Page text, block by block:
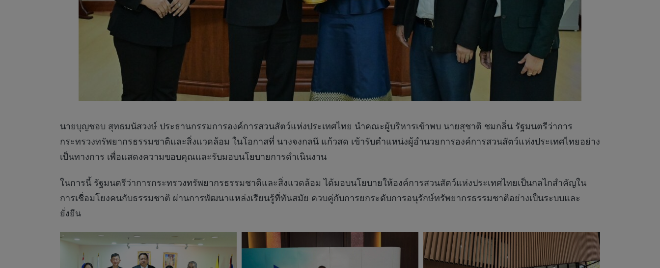
นายบุญชอบ สุทธมนัสวงษ์ ประธานกรรมการองค์การสวนสัตว์แห่งประเทศไทย นำคณะผู้บริหารเข้าพบ นายสุชาติ ชมกลิ่น รัฐมนตรีว่าการ
กระทรวงทรัพยากรธรรมชาติและสิ่งแวดล้อม ในโอกาสที่ นางจงกลนี แก้วสด เข้ารับตำแหน่งผู้อำนวยการองค์การสวนสัตว์แห่งประเทศไทยอย่าง
เป็นทางการ เพื่อแสดงความขอบคุณและรับมอบนโยบายการดำเนินงาน
ในการนี้ รัฐมนตรีว่าการกระทรวงทรัพยากรธรรมชาติและสิ่งแวดล้อม ได้มอบนโยบายให้องค์การสวนสัตว์แห่งประเทศไทยเป็นกลไกสำคัญใน
การเชื่อมโยงคนกับธรรมชาติ ผ่านการพัฒนาแหล่งเรียนรู้ที่ทันสมัย ควบคู่กับการยกระดับการอนุรักษ์ทรัพยากรธรรมชาติอย่างเป็นระบบและ
ยั่งยืน